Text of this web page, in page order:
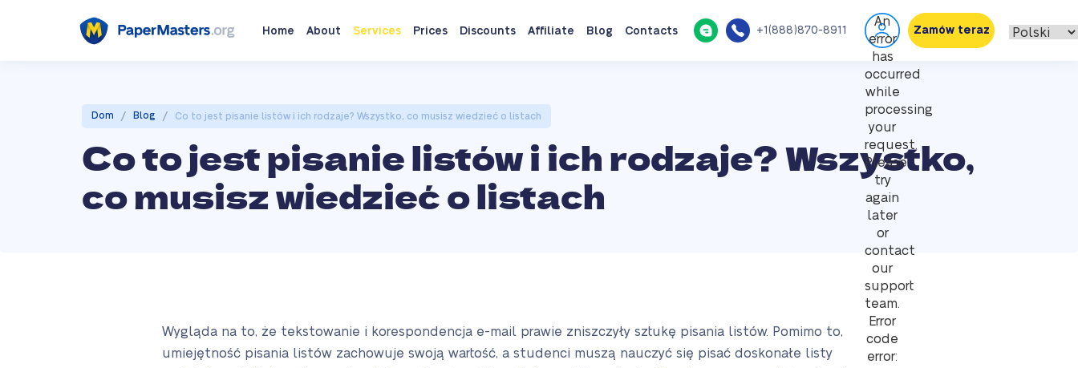
Home About Services Prices Discounts Affiliate Blog Contacts +1(888)870-8911
An
error
has
occurred
while
processing
your
request.
Please
try
again
later
or
contact
our
support
team.
Error
code
error:
Zamów teraz
Dom / Blog / Co to jest pisanie listów i ich rodzaje? Wszystko, co musisz wiedzieć o listach
Co to jest pisanie listów i ich rodzaje? Wszystko,
co musisz wiedzieć o listach
Wygląda na to, że tekstowanie i korespondencja e-mail prawie zniszczyły sztukę pisania listów. Pomimo to,
umiejętność pisania listów zachowuje swoją wartość, a studenci muszą nauczyć się pisać doskonałe listy